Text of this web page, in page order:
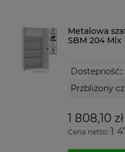
Metalowa
SBM 204 Mlx
Dostepność::
Przbliżony
1 808,10 zł
Cena netto: 1